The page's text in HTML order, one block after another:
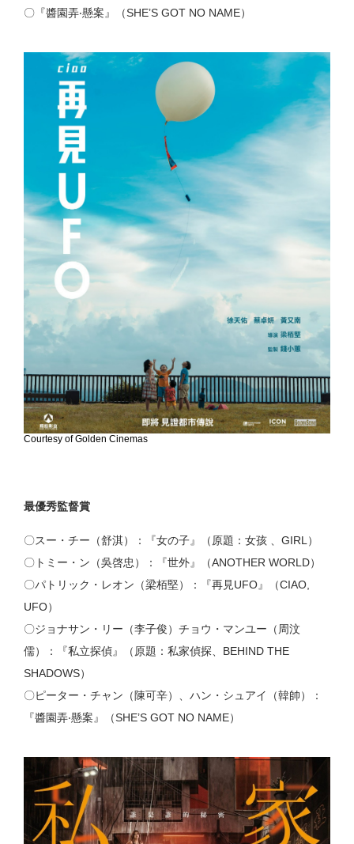
〇『醬園弄‧懸案』（SHE’S GOT NO NAME）
Courtesy of Golden Cinemas
最優秀監督賞
〇スー・チー（舒淇）：『女の子』（原題：女孩 、GIRL）
〇トミー・ン（吳啓忠）：『世外』（ANOTHER WORLD）
〇パトリック・レオン（梁栢堅）：『再見UFO』（CIAO,
UFO）
〇ジョナサン・リー（李子俊）チョウ・マンユー（周汶
儒）：『私立探偵』（原題：私家偵探、BEHIND THE
SHADOWS）
〇ピーター・チャン（陳可辛）、ハン・シュアイ（韓帥）：
『醬園弄‧懸案』（SHE’S GOT NO NAME）